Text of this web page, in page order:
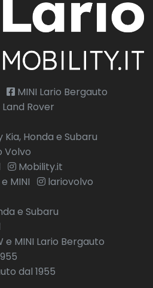
MINI Lario Bergauto
Rover
Honda e Subaru
Volvo
Mobility.it
MINI
lariovolvo
e Subaru
e MINI Lario Bergauto
dal 1955